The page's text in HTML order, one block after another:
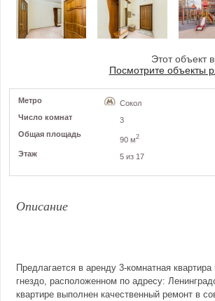
Этот объект
Посмотрите объекты
Метро
Сокол
Число комнат
3
Общая площадь
90 м2
Этаж 5 из 17
Описание
Предлагается в аренду 3-комнатная
гнездо, расположенном по адресу:
квартире выполнен качественный ремонт в